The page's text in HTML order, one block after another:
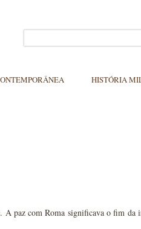
HISTÓRIA
paz com Roma significava o fim da